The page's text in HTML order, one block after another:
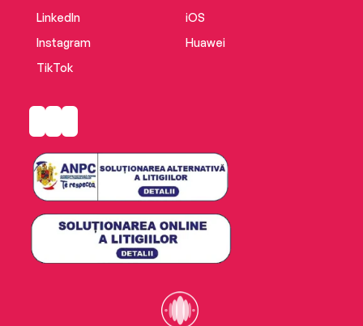
LinkedIn
Instagram
TikTok
iOS
Huawei